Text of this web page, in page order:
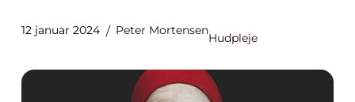
12 januar 2024 Peter Mortensen
Hudpleje